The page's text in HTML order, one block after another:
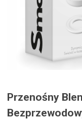
Przenośny